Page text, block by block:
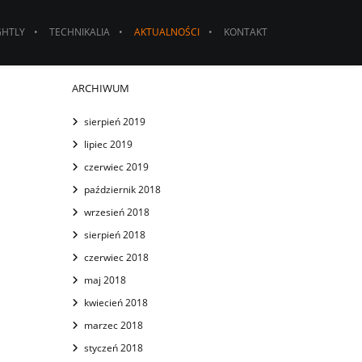
TECHNIKALIA AKTUALNOŚCI KONTAKT
ARCHIWUM
sierpień 2019
lipiec 2019
czerwiec 2019
październik 2018
wrzesień 2018
sierpień 2018
czerwiec 2018
maj 2018
kwiecień 2018
marzec 2018
styczeń 2018